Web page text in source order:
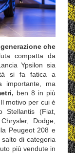
che
compatta da
Ypsilon sia
si fa fatica a
importante, ma
ben 8 in più
motivo per cui è
Stellantis (Fiat,
Dodge,
Peugeot 208 e
di categoria
più vendute in